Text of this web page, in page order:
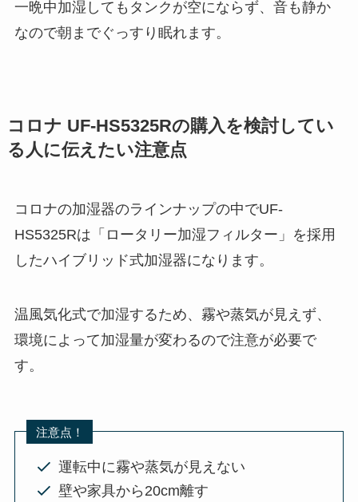
一晩中加湿してもタンクが空にならず、音も静か
なので朝までぐっすり眠れます。
コロナ UF-HS5325Rの購入を検討してい
る人に伝えたい注意点
コロナの加湿器のラインナップの中でUF-
HS5325Rは「ロータリー加湿フィルター」を採用
したハイブリッド式加湿器になります。
温風気化式で加湿するため、霧や蒸気が見えず、
環境によって加湿量が変わるので注意が必要で
す。
注意点！
運転中に霧や蒸気が見えない
壁や家具から20cm離す